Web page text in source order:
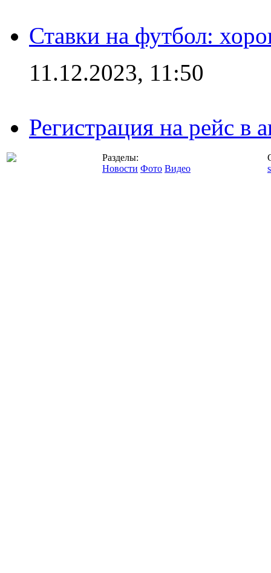
Ставки на футбол:
11.12.2023, 11:50
Регистрация на рейс в
Разделы:
Новости Фото Видео